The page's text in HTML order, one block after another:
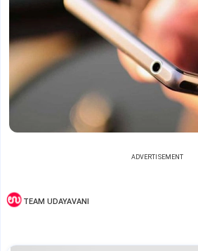
ADVERTISEMENT
TEAM UDAYAVANI